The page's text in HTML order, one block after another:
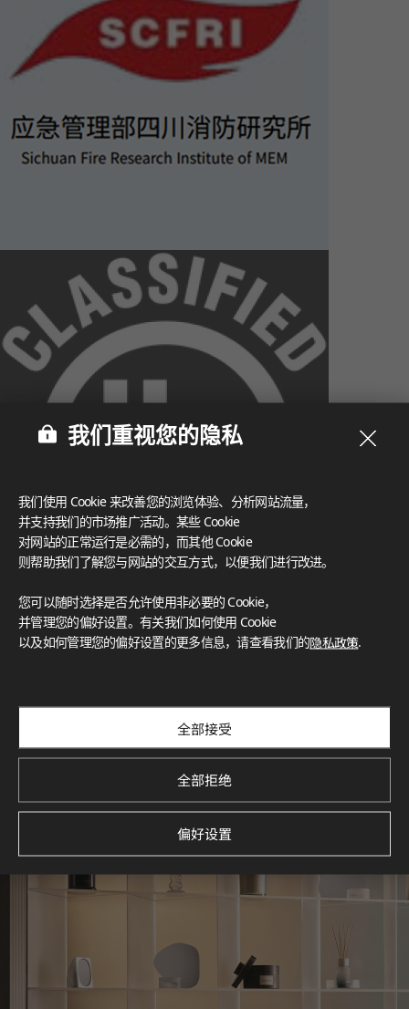
灵感画廊
探索空间灵感‌ LX Hausys BENIF通过多功能应用方案，为您呈
查看更多
我们重视您的隐私
我们使用 Cookie 来改善您的浏览体验、分析网站流量，
并支持我们的市场推广活动。某些 Cookie
对网站的正常运行是必需的，而其他 Cookie
则帮助我们了解您与网站的交互方式，以便我们进行改进。
您可以随时选择是否允许使用非必要的 Cookie，
并管理您的偏好设置。有关我们如何使用 Cookie
以及如何管理您的偏好设置的更多信息，请查看我们的隐私政策.
全部接受
全部拒绝
偏好设置